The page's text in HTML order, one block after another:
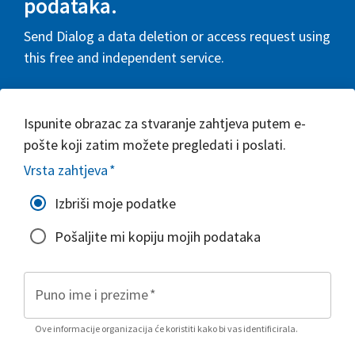
podataka.
Send Dialog a data deletion or access request using
this free and independent service.
Ispunite obrazac za stvaranje zahtjeva putem e-
pošte koji zatim možete pregledati i poslati.
Vrsta zahtjeva*
Izbriši moje podatke
Pošaljite mi kopiju mojih podataka
Puno ime i prezime*
Ove informacije organizacija će koristiti kako bi vas identificirala.